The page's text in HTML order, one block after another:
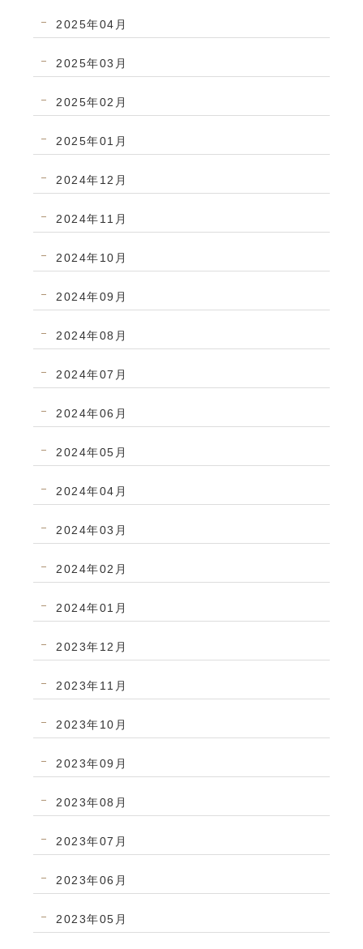
2025年04月
2025年03月
2025年02月
2025年01月
2024年12月
2024年11月
2024年10月
2024年09月
2024年08月
2024年07月
2024年06月
2024年05月
2024年04月
2024年03月
2024年02月
2024年01月
2023年12月
2023年11月
2023年10月
2023年09月
2023年08月
2023年07月
2023年06月
2023年05月